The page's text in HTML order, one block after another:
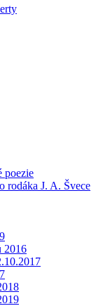
poezie
rodáka J. A. Švece
2016